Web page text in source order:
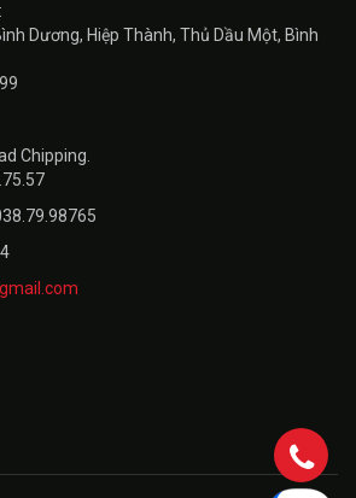
Dương, Hiệp Thành, Thủ Dầu Một, Bình
Chipping.